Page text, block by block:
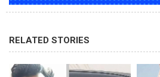
RELATED STORIES